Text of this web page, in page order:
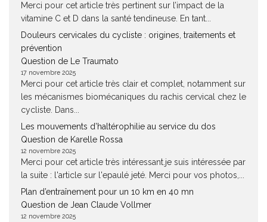
Merci pour cet article très pertinent sur l’impact de la
vitamine C et D dans la santé tendineuse. En tant...
Douleurs cervicales du cycliste : origines, traitements et
prévention
Question de Le Traumato
17 novembre 2025
Merci pour cet article très clair et complet, notamment sur
les mécanismes biomécaniques du rachis cervical chez le
cycliste. Dans...
Les mouvements d’haltérophilie au service du dos
Question de Karelle Rossa
12 novembre 2025
Merci pour cet article très intéressant.je suis intéressée par
la suite : l'article sur l'epaulé jeté. Merci pour vos photos,...
Plan d’entraînement pour un 10 km en 40 mn
Question de Jean Claude Vollmer
12 novembre 2025